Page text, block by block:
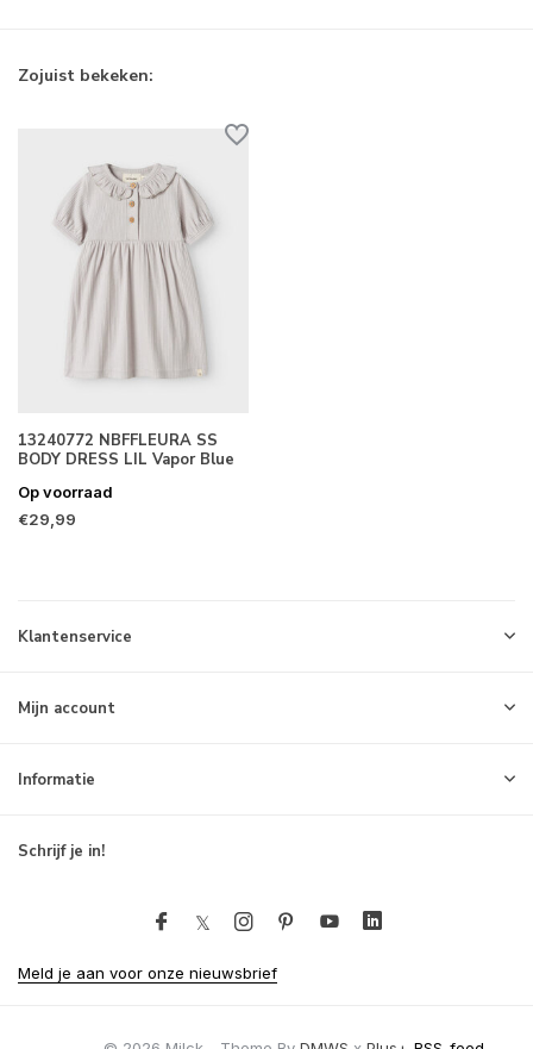
Zojuist bekeken:
13240772 NBFFLEURA SS
BODY DRESS LIL Vapor Blue
Op voorraad
€29,99
Klantenservice
Mijn account
Informatie
Schrijf je in!
Meld je aan voor onze nieuwsbrief